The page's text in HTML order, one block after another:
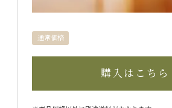
通常価格
購入はこちら